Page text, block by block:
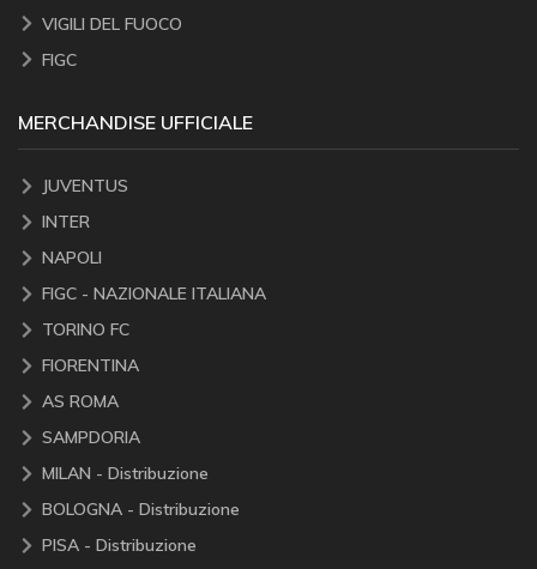
VIGILI DEL FUOCO
FIGC
MERCHANDISE UFFICIALE
JUVENTUS
INTER
NAPOLI
FIGC - NAZIONALE ITALIANA
TORINO FC
FIORENTINA
AS ROMA
SAMPDORIA
MILAN - Distribuzione
BOLOGNA - Distribuzione
PISA - Distribuzione